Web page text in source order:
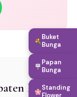
Barito
Buket
Bunga
Papan
Bunga
Standing
Flower